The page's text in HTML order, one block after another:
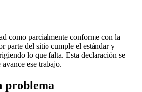
como parcialmente conforme con la
parte del sitio cumple el estándar y
lo que falta. Esta declaración se
ese trabajo.
problema